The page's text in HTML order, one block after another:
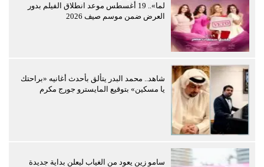
لما».. 19 أغسطس موعد انطلاق الفيلم بدور
العرض ضمن موسم صيف 2026
شاهد.. محمد البدر يتألق بأحدث أغانيه «براحتك
يا مسكين» بتوقيع المايسترو جورج مكرم
سامو زين يعود من الغياب ليعلن بداية جديدة